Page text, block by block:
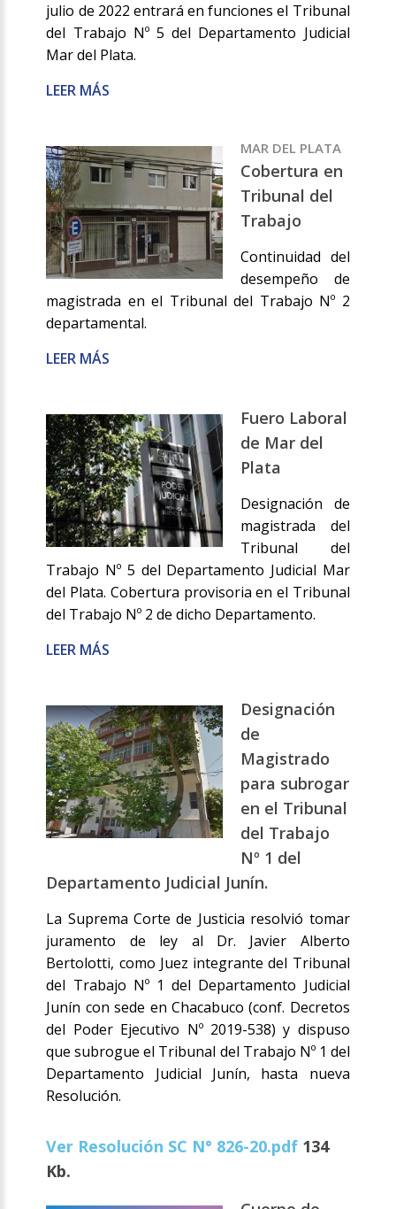
julio de 2022 entrará en funciones el Tribunal
del Trabajo Nº 5 del Departamento Judicial
Mar del Plata.
LEER MÁS
MAR DEL PLATA
Cobertura en
Tribunal del
Trabajo
Continuidad del
desempeño de
magistrada en el Tribunal del Trabajo Nº 2
departamental.
LEER MÁS
Fuero Laboral
de Mar del
Plata
Designación de
magistrada del
Tribunal del
Trabajo Nº 5 del Departamento Judicial Mar
del Plata. Cobertura provisoria en el Tribunal
del Trabajo Nº 2 de dicho Departamento.
LEER MÁS
Designación
de
Magistrado
para subrogar
en el Tribunal
del Trabajo
Nº 1 del
Departamento Judicial Junín.
La Suprema Corte de Justicia resolvió tomar
juramento de ley al Dr. Javier Alberto
Bertolotti, como Juez integrante del Tribunal
del Trabajo Nº 1 del Departamento Judicial
Junín con sede en Chacabuco (conf. Decretos
del Poder Ejecutivo Nº 2019-538) y dispuso
que subrogue el Tribunal del Trabajo Nº 1 del
Departamento Judicial Junín, hasta nueva
Resolución.
Ver Resolución SC N° 826-20.pdf 134
Kb.